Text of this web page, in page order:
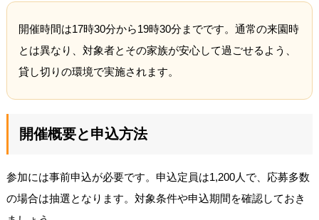
開催時間は17時30分から19時30分までです。通常の来園時
とは異なり、対象者とその家族が安心して過ごせるよう、
貸し切りの環境で実施されます。
開催概要と申込方法
参加には事前申込が必要です。申込定員は1,200人で、応募多数
の場合は抽選となります。対象条件や申込期間を確認しておき